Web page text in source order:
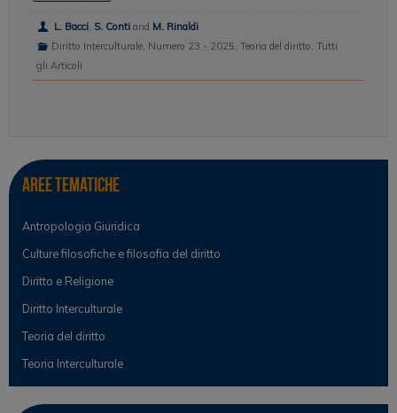
L. Bacci, S. Contiand M. Rinaldi
Diritto Interculturale, Numero 23 - 2025, Teoria del diritto, Tutti
gli Articoli
Aree tematiche
Antropologia Giuridica
Culture filosofiche e filosofia del diritto
Diritto e Religione
Diritto Interculturale
Teoria del diritto
Teoria Interculturale